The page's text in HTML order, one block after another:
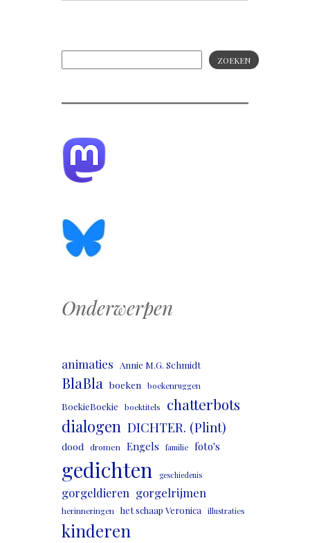
ZOEKEN
Onderwerpen
animaties Annie M.G. Schmidt
BlaBla boeken boekenruggen
BoekieBoekie boektitels chatterbots
dialogen DICHTER. (Plint)
dood dromen Engels familie foto's
gedichten geschiedenis
gorgeldieren gorgelrijmen
herinneringen het schaap Veronica illustraties
kinderen